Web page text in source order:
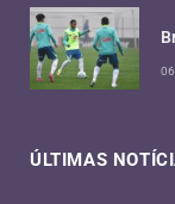
ÚLTIMAS